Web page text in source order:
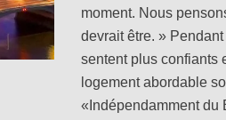
moment. Nous
devrait être. »
sentent plus confiants
logement abordable
«Indépendamment du